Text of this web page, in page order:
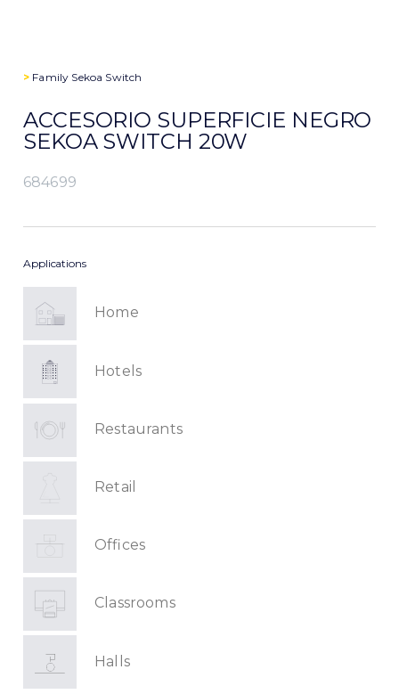
> Family Sekoa Switch
ACCESORIO SUPERFICIE NEGRO
SEKOA SWITCH 20W
684699
Applications
Home
Hotels
Restaurants
Retail
Offices
Classrooms
Halls